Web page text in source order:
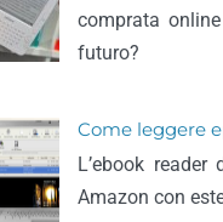
comprata
futuro?
Come leggere
L’ebook
Amazon con